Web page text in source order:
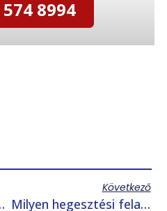
8994
dolgozni?
Következő
Milyen hegesztési feladatok számítanak összetettnek ipari környezetben?